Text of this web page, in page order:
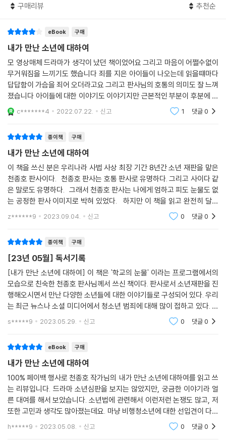
사건이 일어났을 때뿐입니다. 평소에는 있는 줄도 모르다가 충격적인 사건
디에도 호의는 없습니다. 이 아이들이 사고를 치기 전에 어떤 삶을 살았는
지, 앞으로 어떤 삶을 살게 될지 생각하는 이들은 많지 않습니다.
--- 「판사님 은혜 꼭 갚지 않겠습니다」 중에서
전화기 속에서는 엄마 목소리 대신 ‘결번입니다’라는 차가운 기계음만 흘
러나오고 있었지요. 상준이가 또 전화를 할까 봐 엄마가 아예 전화번호를
해지했던 것입니다. 그때 상준이는 울면서 센터장 부인에게 이렇게 말했다
고 합니다. “그래도 얼굴 한번 보고 싶었는데……. 멀리서라도 울 엄마가 어
--- 「엄마라고 부르게 해 주세요」 중에서
“제가 의료소년원에 가게 되었을 때 판사님에 대한 원망을 아주 많이 했어
요. 화가 나서 견딜 수가 없었어요. 그런데 거기에 있는 동안 판사님 책을
읽게 되었어요. 그 책을 읽고 저는 마음속으로 판사님께 새사람이 되겠다
는 맹세를 했어요. 그 때문에 소년원 생활도 열심히 했고요. 고모님 댁을 나
온 이후 7만 원으로 10일 동안 버텼고, 돈이 다 떨어진 이후부터는 계속 굶
었어요. 하지만 절도를 하지는 않았어요. 그 이유는 제가 판사님께 한 약속
--- 「판사님 때문에 배고파도 참았어요」 중에서
뭐라고 핑계를 대든 지금의 사회상은 모두 우리 사회의 ‘어른들’이 만들어
낸 것입니다. 가정에서 일차적으로 폭력을 배우는 사회, 폭력을 대수롭지
않게 용인하는 사회에서 과연 아이들이 무엇을 배울 수 있었을까요? 대다
수 아이들은 이미 인간 대 인간으로 아픔과 슬픔을 공감할 능력을 서서히
잃어 가고 있습니다.
학교폭력이 무서운 이유는 바로 여기에 있습니다. 실제로 괴로움을 이기지
못해 자살을 선택하는 아이들이 있기 때문입니다. 도대체 어떤 폭력을 당
했기에 그 아이들은 자살이라는 극단적인 선택까지 가게 되었을까요? 다
행히 그런 선택을 하지 않는다고 해도 학교폭력을 당하게 되면 가해자에
대한 원망과 적개심으로 괴로워하거나 우울증에 시달리는 등 후유증이 심
각합니다.
--- 「재미난 학교? 재*난 학교?」 중에서
성장하기는 어렵다. 이러한 세태 속에서 청종호 판사는 ‘일진’에게 호되게
았다. 법정에서는 매서운 호통으로 소년들을 떨게 만들었지만, 재판이 끝
나고 나면 열악한 소년들의 처지에 눈물 흘리고, 아이들의 가슴 아픈 이야
기에 귀기울여 왔다.
그는 소년원으로 송치되는 열일곱 살 미혼모에게 배냇저고리를 선물하고,
굶주림으로 돈을 훔친 자매에게 용돈을 넣은 지갑을 건네주며 훔치고 싶은
마음이 들면 이 지갑을 생각하라고 말한다. 가족이 한자리에 모여 밥 한 번
먹는 것이라는 소원이라는 아이의 말에 마음 아파하고, 오래 떨어져 있다
가 법정에서야 만나게 된 가족의 사연에 애틋해하기도 한다. 바쁜 업무 와
중에도 틈나는 대로 그룹홈을 찾아가 아이들을 만나고 아이들이 차려준,
라면에 계란을 넣은 ‘삼계탕’ 밥상 앞에 같이 앉아 눈물짓기도 한다. 폭행사
건의 피해자 아이를 만나 격려를 아끼지 않고, 사건 뒤에 남겨진 아이의 인
생을 다시 꽃피워내도록 돕는다. 부모와 사회가 방치한 아이들에게 잘못은
크게 반성하고, 이제부터라도 제대로 살아야 한다고 채근한다.
천종호 판사는 거듭 말한다. 비행의 거푸집을 벗기면 삶의 부조리와 폭력
앞에 아무런 보호막 없이 내던져진 아이들의 유약함이 고스란히 드러난다
고. 세상에는 누구도 겪어서는 안 되는 상황에 놓인 아이들이 많고, 어떤 아
이 책은 이렇듯 가족 해체가 낳은 위기 상황의 아이들, 우리 사회가 방치하
고 외면한 아이들이 다시 희망을 찾아나가는 치유의 여정을 담았다. 나아
가 이 책은 법을 넘어선 공감과 소통의 기록이자, 동시대를 살아가는 우리
모두를 위한 뼈아픈 반성의 기록이다.
아직 이 아이들을 사랑하기에 늦지 않았다
법정 밖에서도 아이들을 만나고 보듬어 왔다. 아이들이 더 깊은 범죄의 나
락으로 빠지기 전에 아이들을 보호해줄 장치를 마련하겠다는 생각에 열정
적으로 동분서주했고, 그 결과 ‘청소년회복센터’를 설립할 수 있었다. 비행
소년의 가정은 대체로 결손가정이나 저소득층 가정이 많아 소년들을 24
시간 관리하는 것이 현실적으로 불가능하다. 그렇기 때문에 이런 소년들을
가정에 돌려보내는 것은 재비행을 하라고 방치하는 것과 마찬가지다. 청소
년회복센터는 일종의 대안 가정으로 뜻있는 어른들이 소년들의 보호자가
구매리뷰 추천순
eBook 구매
내가 만난 소년에 대하여
모 영상매체 드라마가 생각이 났던 책이었어요 그리고 마음이 어쩔수없이
무거워짐을 느끼기도 했습니다 죄를 지은 아이들이 나오는데 읽을떄마다
답답함이 가슴을 죄어 오더라고요 그리고 판사님의 호통의 의미도 잘 느껴
졌습니다 아이들에 대한 이야기도 이야기지만 근본적인 부분이 후분에 잘
나와있어서 좋았던것 같아요 가정의 역할이 가장 중요하게 와닿았던 시간
이었네요
c*******4 2022.07.22. 신고 1 댓글0
종이책 구매
내가 만난 소년에 대하여
이 책을 쓰신 분은 우리나라 사법 사상 최장 기간 8년간 소년 재판을 맡은
천종호 판사이다. 천종호 판사는 호통 판사로 유명하다. 그리고 사이다 같
은 말로도 유명하다. 그래서 천종호 판사는 나에게 엄하고 피도 눈물도 없
는 공정한 판사 이미지로 박혀 있었다. 하지만 이 책을 읽고 완전히 달라
졌다. 내가 알던 딱딱한 판사의 이미지, 내가 알던 비행소년에 대
z******9 2023.09.04. 신고 0 댓글0
종이책 구매
[23년 05월] 독서기록
[내가 만난 소년에 대하여] 이 책은 '학교의 눈물' 이라는 프로그램에서의
모습으로 친숙한 천종호 판사님께서 쓰신 책이다. 판사로서 소년재판을 진
행해오시면서 만난 다양한 소년들에 대한 이야기들로 구성되어 있다. 우리
는 최근 뉴스나 소셜 미디어에서 청소년 범죄에 대해 많이 접하고 있다. 댓
글이나 SNS에 짤막하게 남겨둔 글들을 보면 판사님께서 들어가는 글에서
s*****9 2023.05.29. 신고 0 댓글0
eBook 구매
내가 만난 소년에 대하여
100% 페이백 행사로 천종호 작가님의 내가 만난 소년에 대하여를 읽고 쓰
는 리뷰입니다. 드라마 소년심판을 보지는 않았지만, 궁금한 이야기라 얼
른 대여를 해서 보았습니다. 소년법에 관련해서 이런저런 논쟁도 많고, 저
또한 고민과 생각도 많아졌는데요. 마냥 비행청소년에 대한 선입견이 다소
있었던 제게는 이 책을 읽으면서 반성도 많이 하고 눈물도 많이 흘렸습니
h*****9 2023.05.08. 신고 0 댓글0